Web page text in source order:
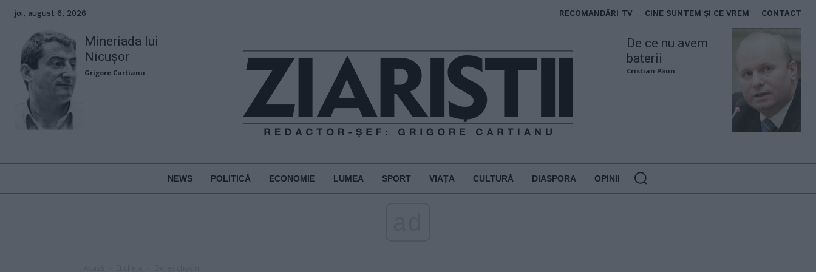
joi, august 6, 2026 RECOMANDĂRI TV CINE SUNTEM ȘI CE VREM CONTACT
Mineriada lui
Nicușor
Grigore Cartianu
De ce nu avem
baterii
Cristian Păun
NEWS POLITICĂ ECONOMIE LUMEA SPORT VIAȚA CULTURĂ DIASPORA OPINII